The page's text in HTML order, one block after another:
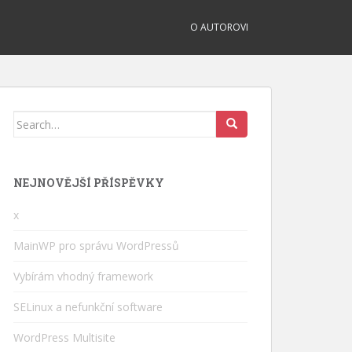
O AUTOROVI
Search
NEJNOVĚJŠÍ PŘÍSPĚVKY
x
MainWP pro správu WordPressů
Vybírám vhodný framework
SELinux a nefunkční software
WordPress Multisite